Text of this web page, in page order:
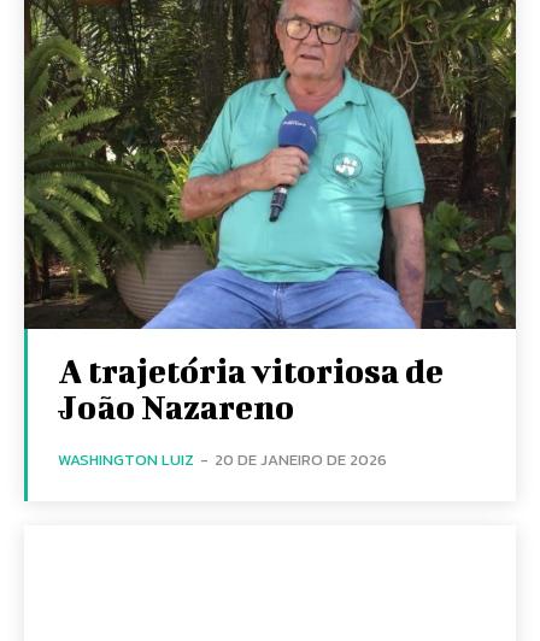
A trajetória vitoriosa de
João Nazareno
WASHINGTON LUIZ - 20 DE JANEIRO DE 2026